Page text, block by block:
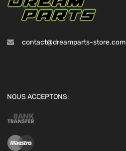
contact@dreamparts-store.com
NOUS ACCEPTONS: